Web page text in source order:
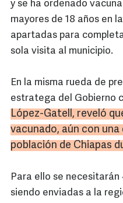
y se ha ordenado
mayores de 18 años en
apartadas para
sola visita al municipio.
En la misma rueda de
estratega del Gobierno
López-Gatell, reveló
vacunado, aún con una
población de Chiapas
Para ello se
siendo enviadas a la